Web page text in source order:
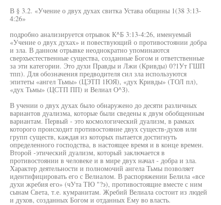
В § 3.2. «Учение о двух духах свитка Устава общины 1(38 3:13-
4:26»
подробно анализируется отрывок К^Б 3:13-4:26, именуемый
«Учение о двух духах» и повествующий о противостоянии добра
и зла. В данном отрывке неоднократно упоминаются
сверхъестественные существа, созданные Богом и ответственные
за эти категории. Это духи Правды и Лжи (Кривды) 0?1Ут ГШП
тпп). Для обозначения предводителя сил зла используются
эпитеты «ангел Тьмы» (ЦЭТП 1ЮЯ), «дух Кривды» (ТОЛ пл),
«дух Тьмы» (ЦСТП ПП) и Велиал О^З).
В учении о двух духах было обнаружено до десяти различных
вариантов дуализма, которые были сведены к двум обобщенным
вариантам. Первый - это космологический дуализм, в рамках
которого происходит противостояние двух существ-духов или
групп существ, каждая из которых пытается достигнуть
определенного господства, в настоящее время и в конце времен.
Второй -этический дуализм, который заключается в
противостоянии в человеке и в мире двух начал - добра и зла.
Характер деятельности и полномочий ангела Тьмы позволяет
идентифицировать его с Велиалом. В распоряжении Белила «все
духи жребия его» (чУта ТЮ "?э), противостоящие вместе с ним
сынам Света, т.е. кумранитам. Жребий Велиала состоит из людей
и духов, созданных Богом и отданных Ему во власть.